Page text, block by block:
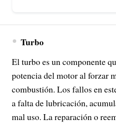
Turbo
El turbo es un componente
potencia del motor al forzar
combustión. Los fallos en
a falta de lubricación,
mal uso. La reparación o